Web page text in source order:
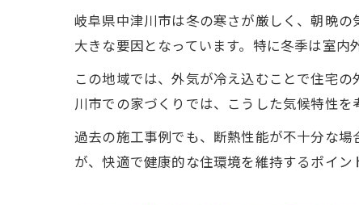
岐阜県中津川市は冬の寒さが厳しく、朝晩
大きな要因となっています。特に冬季は室内
この地域では、外気が冷え込むことで住宅
川市での家づくりでは、こうした気候特性を
過去の施工事例でも、断熱性能が不十分な
が、快適で健康的な住環境を維持するポイン